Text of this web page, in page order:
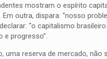
mostram o espírito
outra, dispara: “nosso
“o capitalismo
e progresso”.
uma reserva de mercado, não